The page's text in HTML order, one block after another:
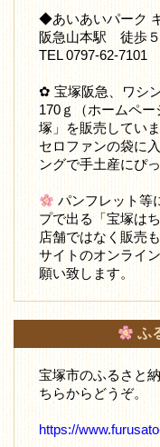
◆あいあいパーク
阪急山本駅 徒歩
TEL 0797-62-7101
✿ 宝塚阪急、ワシ
170ｇ（ホームペ
塚」を販売してい
セロファンの袋に
ングで手土産にぴ
パンフレット等
プで出る「宝塚は
店舗ではなく販売
サイトのオンライ
願い致します。
ふ
宝塚市のふるさと
ちらからどうぞ。
https://